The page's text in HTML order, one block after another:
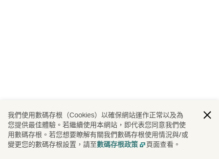
我們使用數碼存根（Cookies）以確保網站運作正常以及為
您提供最佳體驗。若繼續使用本網站，即代表您同意我們使
用數碼存根。若您想要瞭解有關我們數碼存根使用情況與/或
變更您的數碼存根設置，請至數碼存根政策 頁面查看。